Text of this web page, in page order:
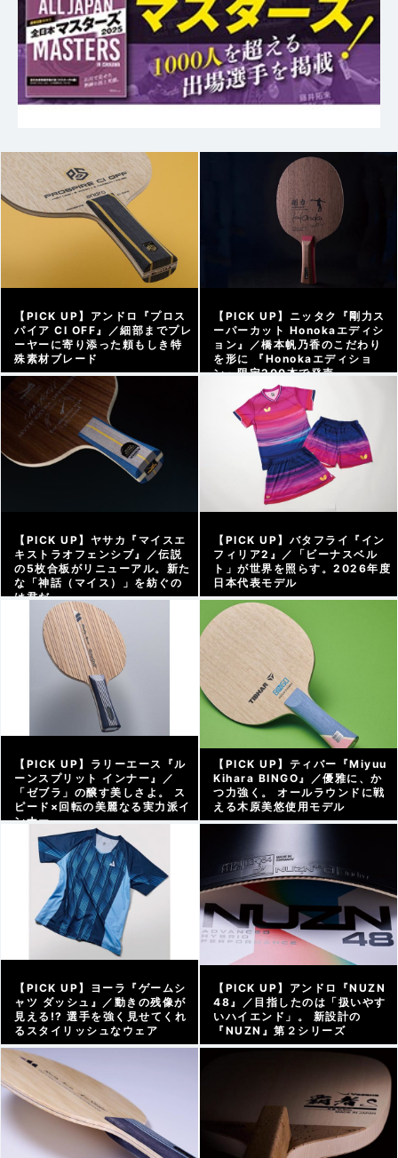
【PICK UP】アンドロ『プロス
パイア CI OFF』／細部までプレ
ーヤーに寄り添った頼もしき特
殊素材ブレード
アーカイブ |
【PICK UP】ニッタク『剛力ス
ーパーカット Honokaエディシ
ョン』／橋本帆乃香のこだわり
を形に 『Honokaエディショ
ン』限定200本で発売
アーカイブ |
【PICK UP】ヤサカ『マイスエ
キストラオフェンシブ』／伝説
の5枚合板がリニューアル。新た
な「神話（マイス）」を紡ぐの
は君だ
アーカイブ |
【PICK UP】バタフライ『イン
フィリア2』／「ビーナスベル
ト」が世界を照らす。2026年度
日本代表モデル
【PICK UP】ラリーエース『ル
ーンスプリット インナー』／
「ゼブラ」の醸す美しさよ。 ス
ピード×回転の美麗なる実力派イ
ンナー
アーカイブ |
【PICK UP】ティバー『Miyuu
Kihara BINGO』／優雅に、か
つ力強く。 オールラウンドに戦
える木原美悠使用モデル
【PICK UP】ヨーラ『ゲームシ
ャツ ダッシュ』／動きの残像が
見える!? 選手を強く見せてくれ
るスタイリッシュなウェア
【PICK UP】アンドロ『NUZN
48』／目指したのは「扱いやす
いハイエンド」。 新設計の
『NUZN』第２シリーズ
アーカイブ | 2026/04/16